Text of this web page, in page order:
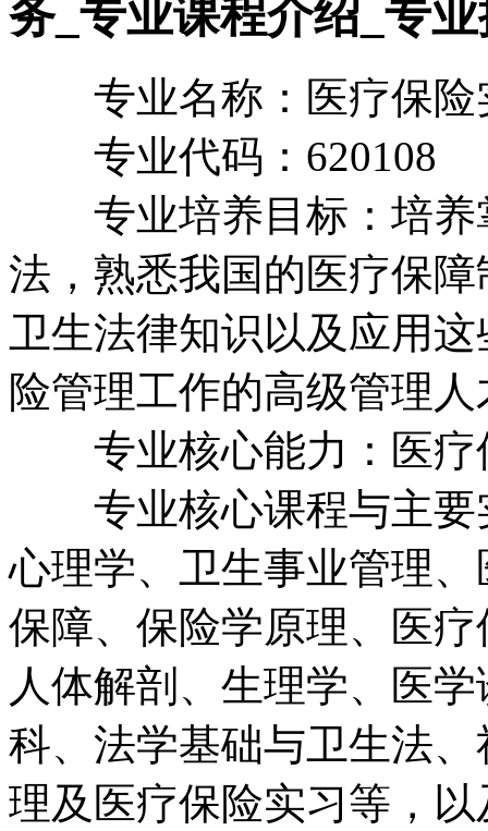
务_专业课程介绍_专
专业名称：医疗保险
专业代码：620108
专业培养目标：培养
法，熟悉我国的医疗保
卫生法律知识以及应用
险管理工作的高级管理人
专业核心能力：医疗
专业核心课程与主要
心理学、卫生事业管理
保障、保险学原理、医
人体解剖、生理学、医
科、法学基础与卫生法
理及医疗保险实习等，